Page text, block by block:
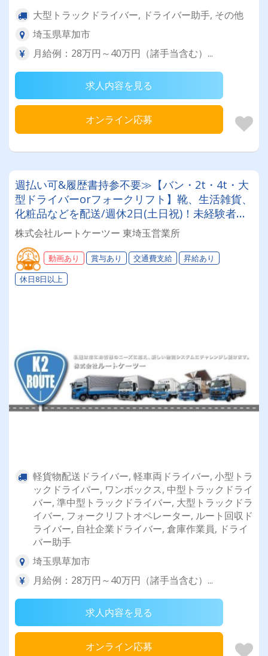
大型トラックドライバー, ドライバー助手, その他
埼玉県草加市
月給例：28万円～40万円（諸手当含む）...
求人内容を見る
オンライン応募
週払い可&履歴書持参不要≫【バン・2t・4t・大
型ドライバーorフォークリフト】靴、生活雑貨、
化粧品などを配送/週休2日(土日祝)！未経験者・
普通免許のみ大歓迎！大型免許取得時は50%費用
補助制度も有★インセン・賞与・勤続給・子ども
手当など待遇充実
株式会社ルートケーツー 東埼玉営業所
動画あり 賞与あり 交通費支給
昇給あり
休日8日以上
軽貨物配送ドライバー, 軽車両ドライバー, 小型トラ
ックドライバー, ワンボックス, 中型トラックドライ
バー, 準中型トラックドライバー, 大型トラックドラ
イバー, フォークリフトオペレーター, ルート回収ド
ライバー, 自社企業ドライバー, 倉庫作業員, ドライ
バー助手
埼玉県草加市
月給例：28万円～40万円（諸手当含む）...
求人内容を見る
オンライン応募